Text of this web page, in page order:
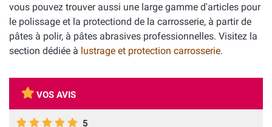
vous pouvez trouver aussi une large gamme d'articles pour
le polissage et la protectiond de la carrosserie, à partir de
pâtes à polir, à pâtes abrasives professionnelles. Visitez la
section dédiée à lustrage et protection carrosserie.
VOS AVIS
5